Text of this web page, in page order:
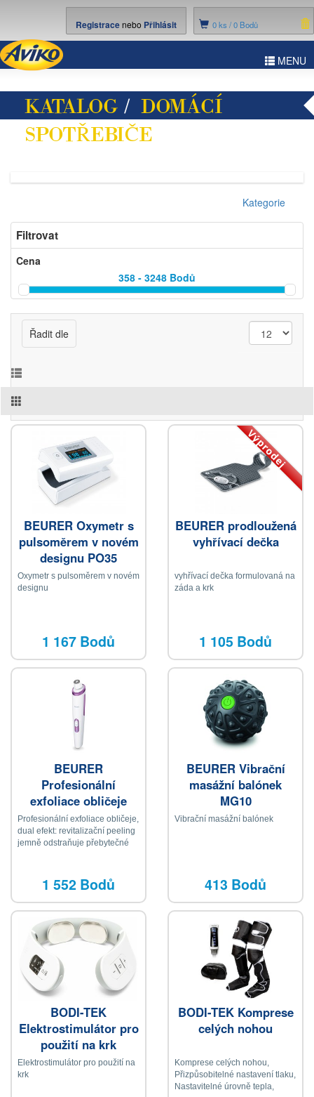
0ks /0 Bodů
Registracenebo Přihlásit
MENU
KATALOG / DOMÁCÍ
SPOTŘEBIČE
Kategorie
Filtrovat
Cena
358 - 3248 Bodů
Řadit dle
BEURER Oxymetr s
pulsoměrem v novém
designu PO35
Oxymetr s pulsoměrem v novém
designu
1 167 Bodů
Výprodej
BEURER prodloužená
vyhřívací dečka
vyhřívací dečka formulovaná na
záda a krk
1 105 Bodů
BEURER
Profesionální
exfoliace obličeje
Profesionální exfoliace obličeje,
dual efekt: revitalizační peeling
jemně odstraňuje přebytečné
obnovu buněk, 3 nástavce, 2
úrovně intenzity, 20 náhradních
filtrů, síťový provoz
1 552 Bodů
BEURER Vibrační
masážní balónek
MG10
Vibrační masážní balónek
413 Bodů
BODI-TEK
Elektrostimulátor pro
použití na krk
Elektrostimulátor pro použití na
krk
BODI-TEK Komprese
celých nohou
Komprese celých nohou,
Přizpůsobitelné nastavení tlaku,
Nastavitelné úrovně tepla,